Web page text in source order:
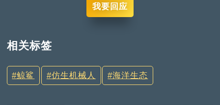
我要回应
相关标签
鲸鲨 仿生机械人 海洋生态